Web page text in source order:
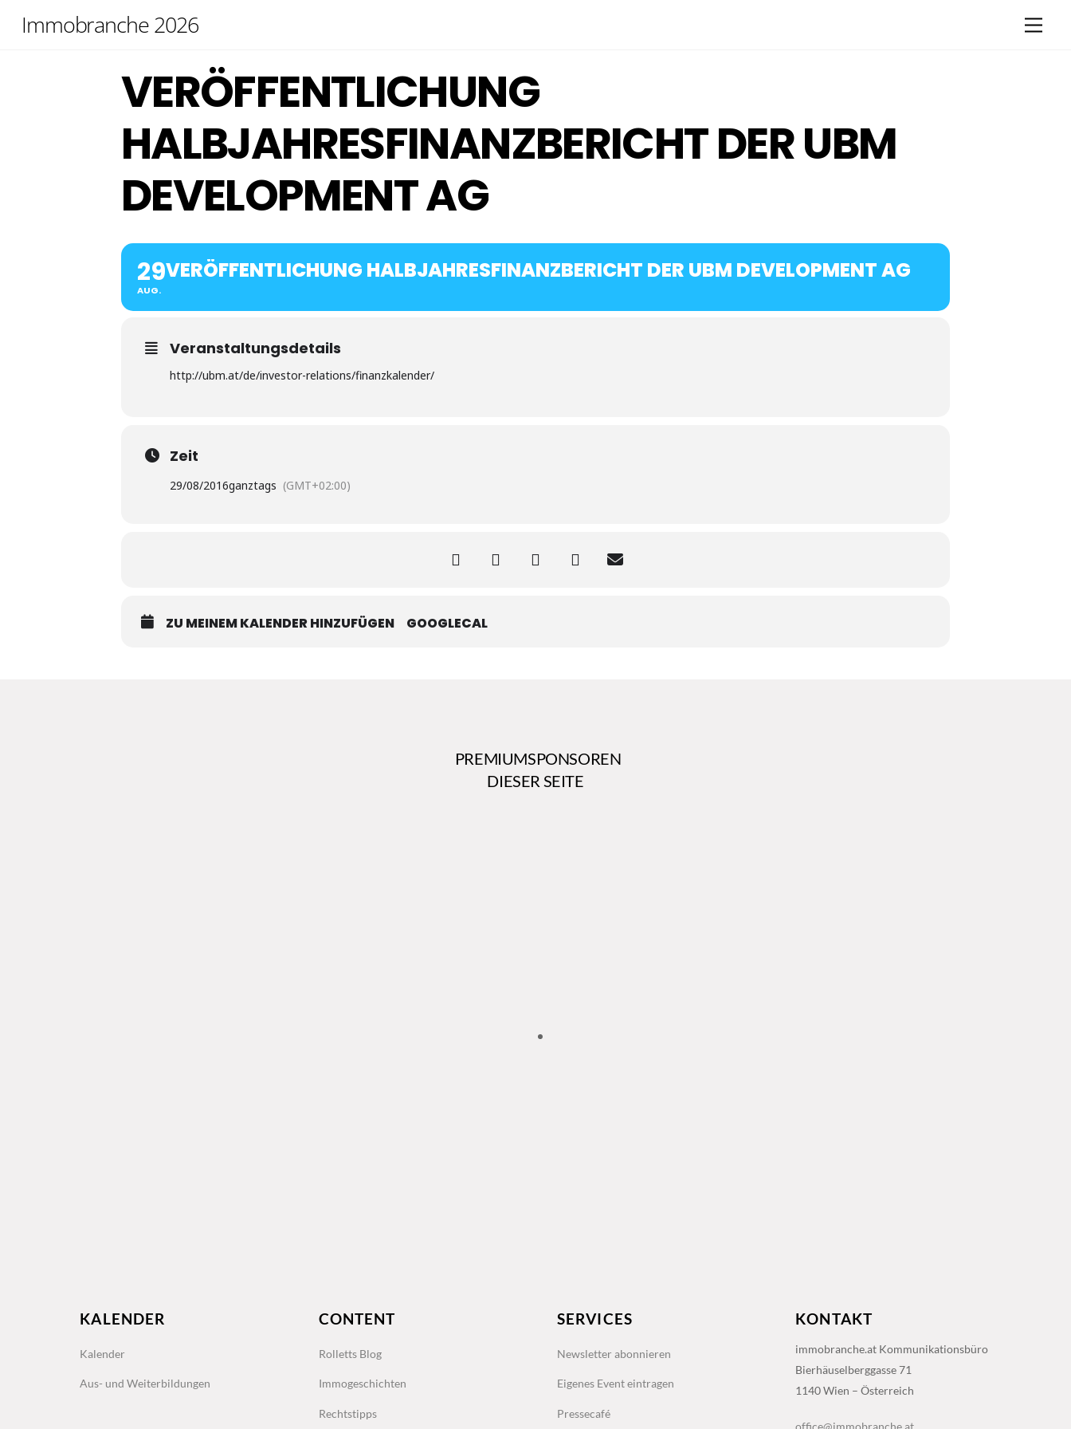
Immobranche 2026
VERÖFFENTLICHUNG
HALBJAHRESFINANZBERICHT DER UBM
DEVELOPMENT AG
29
AUG.
VERÖFFENTLICHUNG HALBJAHRESFINANZBERICHT DER UBM DEVELOPMENT AG
Veranstaltungsdetails
http://ubm.at/de/investor-relations/finanzkalender/
Zeit
29/08/2016ganztags (GMT+02:00)
ZU MEINEM KALENDER HINZUFÜGEN GOOGLECAL
PREMIUMSPONSOREN
DIESER SEITE
KALENDER
Kalender
Aus- und Weiterbildungen
CONTENT
Rolletts Blog
Immogeschichten
Rechtstipps
SERVICES
Newsletter abonnieren
Eigenes Event eintragen
Pressecafé
KONTAKT
immobranche.at Kommunikationsbüro
Bierhäuselberggasse 71
1140 Wien – Österreich
office@immobranche.at